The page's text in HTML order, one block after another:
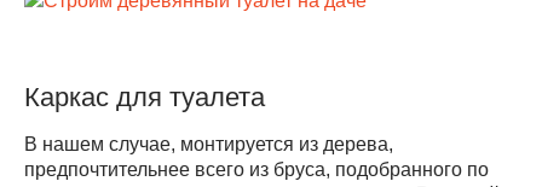
Каркас для туалета
В нашем случае, монтируется из дерева,
предпочтительнее всего из бруса, подобранного по